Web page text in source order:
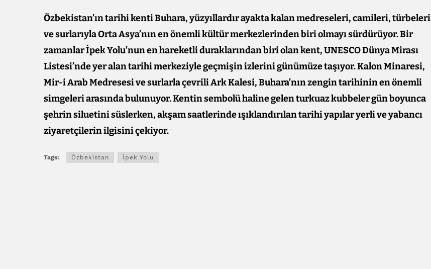
Özbekistan’ın tarihi kenti Buhara, yüzyıllardır ayakta kalan medreseleri, camileri, türbeleri
ve surlarıyla Orta Asya’nın en önemli kültür merkezlerinden biri olmayı sürdürüyor. Bir
zamanlar İpek Yolu’nun en hareketli duraklarından biri olan kent, UNESCO Dünya Mirası
Listesi’nde yer alan tarihi merkeziyle geçmişin izlerini günümüze taşıyor. Kalon Minaresi,
Mir-i Arab Medresesi ve surlarla çevrili Ark Kalesi, Buhara’nın zengin tarihinin en önemli
simgeleri arasında bulunuyor. Kentin sembolü haline gelen turkuaz kubbeler gün boyunca
şehrin siluetini süslerken, akşam saatlerinde ışıklandırılan tarihi yapılar yerli ve yabancı
ziyaretçilerin ilgisini çekiyor.
Tags: Özbekistan İpek Yolu